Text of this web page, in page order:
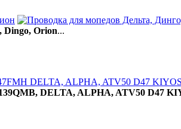
Dingo, Orion...
DELTA, ALPHA, ATV50 D47
DELTA, ALPHA, ATV50 D47